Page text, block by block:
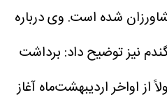
شده است. وی درباره
نیز توضیح داد: برداشت
از اواخر اردیبهشت‌ماه آغاز